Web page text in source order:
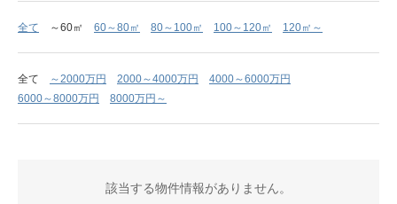
全て ～60㎡ 60～80㎡ 80～100㎡ 100～120㎡ 120㎡～
全て ～2000万円 2000～4000万円
4000～6000万円
6000～8000万円
8000万円～
該当する物件情報がありません。